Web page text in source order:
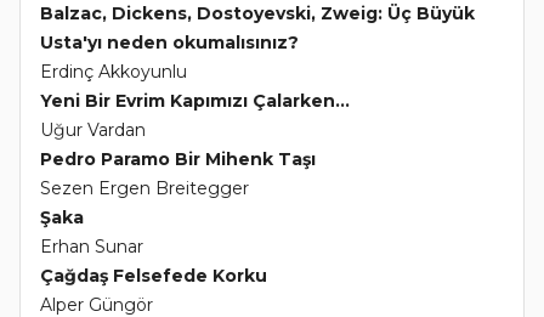
Balzac, Dickens, Dostoyevski, Zweig: Üç Büyük
Usta'yı neden okumalısınız?
Erdinç Akkoyunlu
Yeni Bir Evrim Kapımızı Çalarken...
Uğur Vardan
Pedro Paramo Bir Mihenk Taşı
Sezen Ergen Breitegger
Şaka
Erhan Sunar
Çağdaş Felsefede Korku
Alper Güngör